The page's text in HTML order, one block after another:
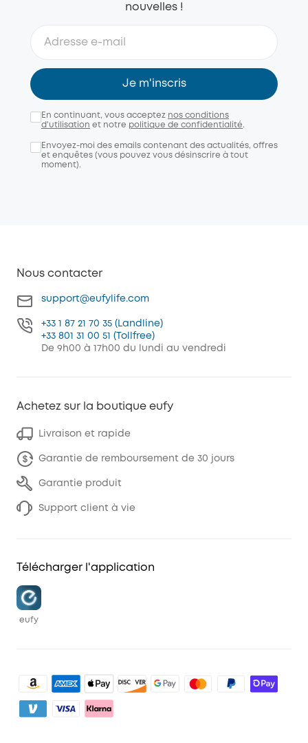
nouvelles !
Je m'inscris
En continuant, vous acceptez nos conditions
d'utilisation et notre politique de confidentialité.
Envoyez-moi des emails contenant des actualités, offres
et enquêtes (vous pouvez vous désinscrire à tout
moment).
Nous contacter
support@eufylife.com
+33 1 87 21 70 35 (Landline)
+33 801 31 00 51 (Tollfree)
De 9h00 à 17h00 du lundi au vendredi
Achetez sur la boutique eufy
Livraison et rapide
Garantie de remboursement de 30 jours
Garantie produit
Support client à vie
Télécharger l'application
eufy